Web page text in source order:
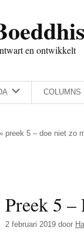
en ontwikkelt
COLUMNS
preek 5 – doe niet zo
Preek 5
2 februari 2019 door